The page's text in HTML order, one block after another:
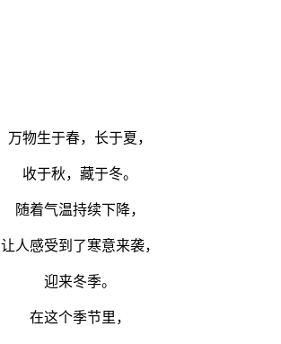
万物生于春，长于夏，
收于秋，藏于冬。
随着气温持续下降，
让人感受到了寒意来袭，
迎来冬季。
在这个季节里，